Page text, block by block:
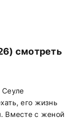
смотреть
Сеуле
его жизнь
Вместе с женой